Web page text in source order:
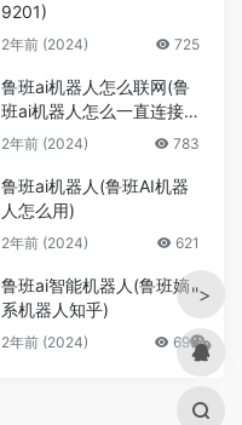
9201)
2年前 (2024) 725
鲁班ai机器人怎么联网(鲁
班ai机器人怎么一直连接
不到网络)
2年前 (2024) 783
鲁班ai机器人(鲁班AI机器
人怎么用)
2年前 (2024) 621
鲁班ai智能机器人(鲁班嫡
系机器人知乎)
2年前 (2024) 693
">